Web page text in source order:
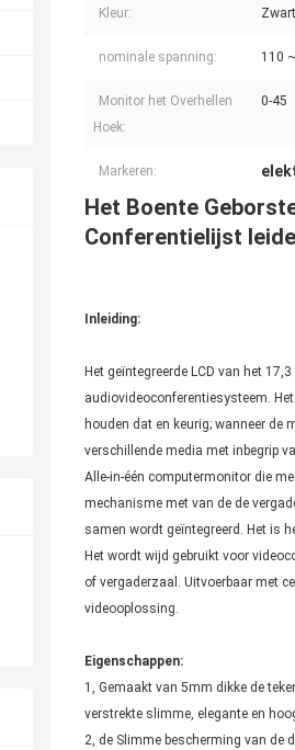
Kleur: Zwart
nominale spanning: 110
Monitor het Overhellen
Hoek:
0-45
Markeren:
Het Boente
Conferentielijst
Inleiding:
Het geïntegreerde LCD van het
audiovideoconferentiesysteem.
houden dat en keurig; wanneer
verschillende media met inbegrip
Alle-in-één computermonitor die
mechanisme met van de de
samen wordt geïntegreerd. Het is
Het wordt wijd gebruikt voor
of vergaderzaal. Uitvoerbaar met
videooplossing.
Eigenschappen:
1, Gemaakt van 5mm dikke de
verstrekte slimme, elegante en
2, de Slimme bescherming van de